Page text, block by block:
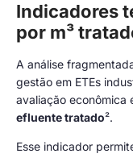
Indicadores
por m³
A análise
gestão em ETEs
avaliação econômica
efluente tratado².
Esse indicador